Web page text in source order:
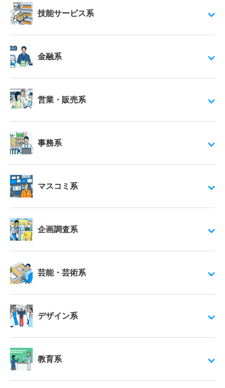
技能サービス系
金融系
営業・販売系
事務系
マスコミ系
企画調査系
芸能・芸術系
デザイン系
教育系